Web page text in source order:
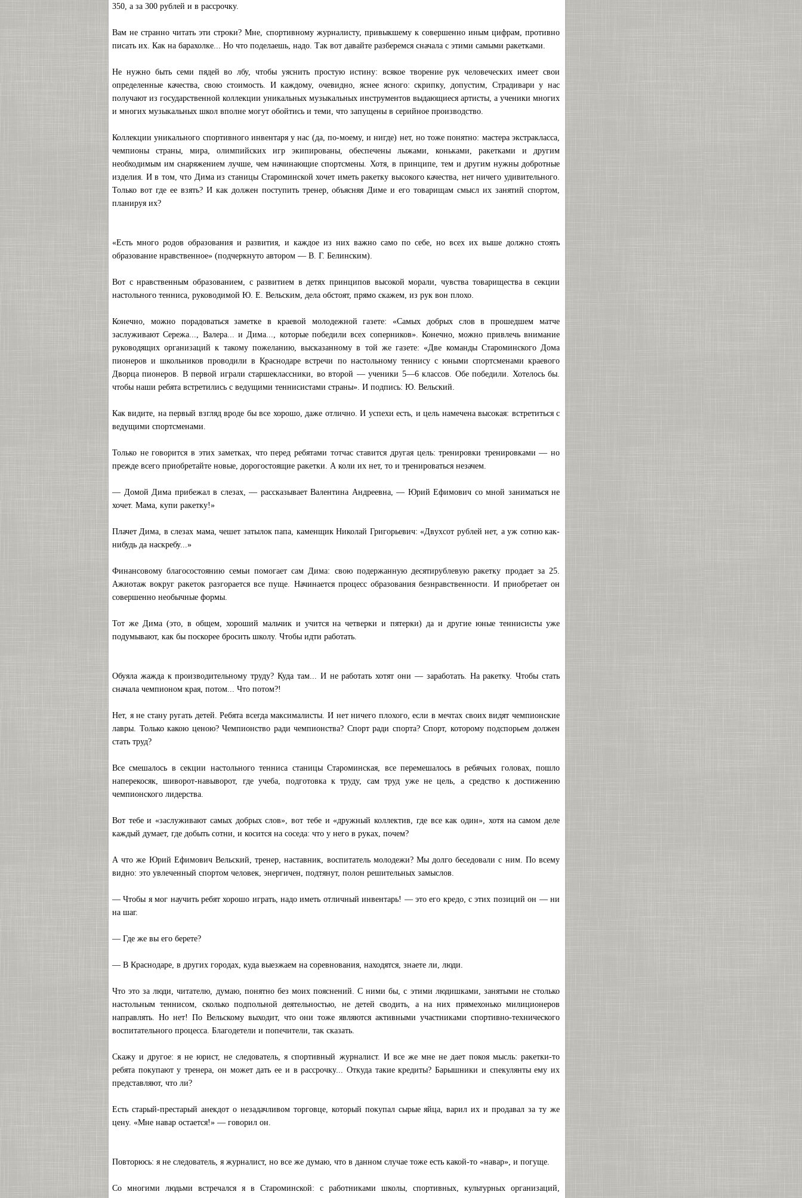
350, а за 300 рублей и в рассрочку.
Вам не странно читать эти строки? Мне, спортивному журналисту, привыкшему к совершенно иным цифрам, противно
писать их. Как на барахолке... Но что поделаешь, надо. Так вот давайте разберемся сначала с этими самыми ракетками.
Не нужно быть семи пядей во лбу, чтобы уяснить простую истину: всякое творение рук человеческих имеет свои
определенные качества, свою стоимость. И каждому, очевидно, яснее ясного: скрипку, допустим, Страдивари у нас
получают из государственной коллекции уникальных музыкальных инструментов выдающиеся артисты, а ученики многих
и многих музыкальных школ вполне могут обойтись и теми, что запущены в серийное производство.
Коллекции уникального спортивного инвентаря у нас (да, по-моему, и нигде) нет, но тоже понятно: мастера экстракласса,
чемпионы страны, мира, олимпийских игр экипированы, обеспечены лыжами, коньками, ракетками и другим
необходимым им снаряжением лучше, чем начинающие спортсмены. Хотя, в принципе, тем и другим нужны добротные
изделия. И в том, что Дима из станицы Староминской хочет иметь ракетку высокого качества, нет ничего удивительного.
Только вот где ее взять? И как должен поступить тренер, объясняя Диме и его товарищам смысл их занятий спортом,
планируя их?
«Есть много родов образования и развития, и каждое из них важно само по себе, но всех их выше должно стоять
образование нравственное» (подчеркнуто автором — В. Г. Белинским).
Вот с нравственным образованием, с развитием в детях принципов высокой морали, чувства товарищества в секции
настольного тенниса, руководимой Ю. Е. Вельским, дела обстоят, прямо скажем, из рук вон плохо.
Конечно, можно порадоваться заметке в краевой молодежной газете: «Самых добрых слов в прошедшем матче
заслуживают Сережа..., Валера... и Дима..., которые победили всех соперников». Конечно, можно привлечь внимание
руководящих организаций к такому пожеланию, высказанному в той же газете: «Две команды Староминского Дома
пионеров и школьников проводили в Краснодаре встречи по настольному теннису с юными спортсменами краевого
Дворца пионеров. В первой играли старшеклассники, во второй — ученики 5—6 классов. Обе победили. Хотелось бы.
чтобы наши ребята встретились с ведущими теннисистами страны». И подпись: Ю. Вельский.
Как видите, на первый взгляд вроде бы все хорошо, даже отлично. И успехи есть, и цель намечена высокая: встретиться с
ведущими спортсменами.
Только не говорится в этих заметках, что перед ребятами тотчас ставится другая цель: тренировки тренировками — но
прежде всего приобретайте новые, дорогостоящие ракетки. А коли их нет, то и тренироваться незачем.
— Домой Дима прибежал в слезах, — рассказывает Валентина Андреевна, — Юрий Ефимович со мной заниматься не
хочет. Мама, купи ракетку!»
Плачет Дима, в слезах мама, чешет затылок папа, каменщик Николай Григорьевич: «Двухсот рублей нет, а уж сотню как-
нибудь да наскребу...»
Финансовому благосостоянию семьи помогает сам Дима: свою подержанную десятирублевую ракетку продает за 25.
Ажиотаж вокруг ракеток разгорается все пуще. Начинается процесс образования безнравственности. И приобретает он
совершенно необычные формы.
Тот же Дима (это, в общем, хороший мальчик и учится на четверки и пятерки) да и другие юные теннисисты уже
подумывают, как бы поскорее бросить школу. Чтобы идти работать.
Обуяла жажда к производительному труду? Куда там... И не работать хотят они — заработать. На ракетку. Чтобы стать
сначала чемпионом края, потом... Что потом?!
Нет, я не стану ругать детей. Ребята всегда максималисты. И нет ничего плохого, если в мечтах своих видят чемпионские
лавры. Только какою ценою? Чемпионство ради чемпионства? Спорт ради спорта? Спорт, которому подспорьем должен
стать труд?
Все смешалось в секции настольного тенниса станицы Староминская, все перемешалось в ребячьих головах, пошло
наперекосяк, шиворот-навыворот, где учеба, подготовка к труду, сам труд уже не цель, а средство к достижению
чемпионского лидерства.
Вот тебе и «заслуживают самых добрых слов», вот тебе и «дружный коллектив, где все как один», хотя на самом деле
каждый думает, где добыть сотни, и косится на соседа: что у него в руках, почем?
А что же Юрий Ефимович Вельский, тренер, наставник, воспитатель молодежи? Мы долго беседовали с ним. По всему
видно: это увлеченный спортом человек, энергичен, подтянут, полон решительных замыслов.
— Чтобы я мог научить ребят хорошо играть, надо иметь отличный инвентарь! — это его кредо, с этих позиций он — ни
на шаг.
— Где же вы его берете?
— В Краснодаре, в других городах, куда выезжаем на соревнования, находятся, знаете ли, люди.
Что это за люди, читателю, думаю, понятно без моих пояснений. С ними бы, с этими людишками, занятыми не столько
настольным теннисом, сколько подпольной деятельностью, не детей сводить, а на них прямехонько милиционеров
направлять. Но нет! По Вельскому выходит, что они тоже являются активными участниками спортивно-технического
воспитательного процесса. Благодетели и попечители, так сказать.
Скажу и другое: я не юрист, не следователь, я спортивный журналист. И все же мне не дает покоя мысль: ракетки-то
ребята покупают у тренера, он может дать ее и в рассрочку... Откуда такие кредиты? Барышники и спекулянты ему их
представляют, что ли?
Есть старый-престарый анекдот о незадачливом торговце, который покупал сырые яйца, варил их и продавал за ту же
цену. «Мне навар остается!» — говорил он.
Повторюсь: я не следователь, я журналист, но все же думаю, что в данном случае тоже есть какой-то «навар», и погуще.
Со многими людьми встречался я в Староминской: с работниками школы, спортивных, культурных организаций,